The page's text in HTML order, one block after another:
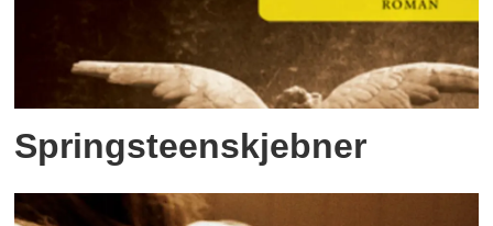
Springsteenskjebner